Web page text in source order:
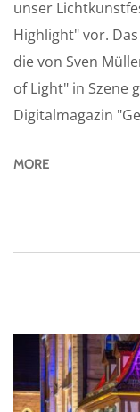
unser
Highlight" vor.
die von Sven
of Light" in Szene
Digitalmagazin
MORE